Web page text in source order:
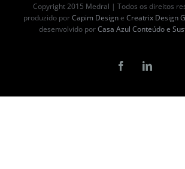
Copyright 2015 Medral | Todos os direitos
produzido porCapim Designe Creatrix Design
desenvolvido porCasa Azul Conteúdo e
FacebookLinkedIn